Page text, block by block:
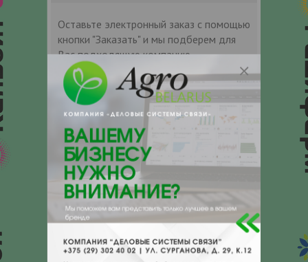
Оставьте электронный заказ с помощью
кнопки "Заказать" и мы подберем для
Вас подходящую компанию
поставщика.